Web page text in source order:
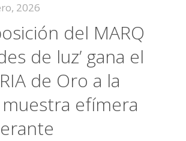
2026
del MARQ
de luz’ gana el
de Oro a la
efímera